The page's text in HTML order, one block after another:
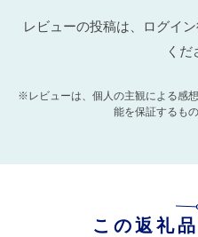
レビューの投稿は、ログイン
くだ
※レビューは、個人の主観による感
能を保証するも
この返礼